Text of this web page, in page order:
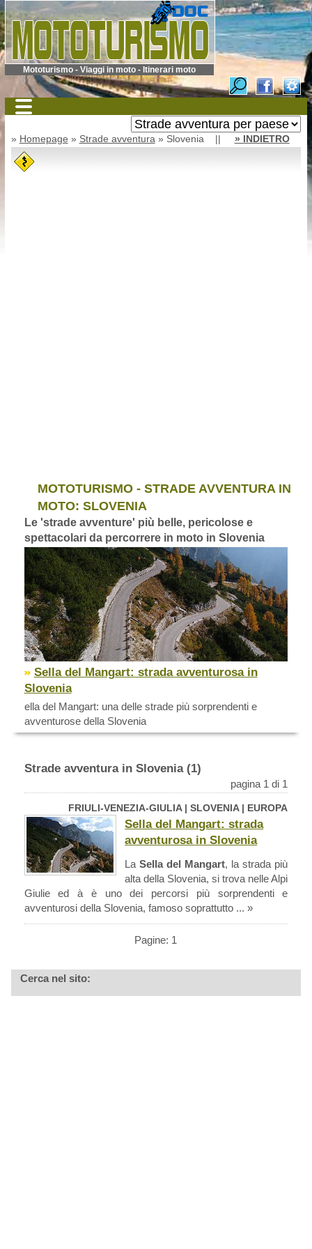
Mototurismo - Viaggi in moto - Itinerari moto
» Homepage » Strade avventura » Slovenia || » INDIETRO
MOTOTURISMO - STRADE AVVENTURA IN
MOTO: SLOVENIA
Le 'strade avventure' più belle, pericolose e
spettacolari da percorrere in moto in Slovenia
Sella del Mangart: strada avventurosa in
Slovenia
ella del Mangart: una delle strade più sorprendenti e
avventurose della Slovenia
Strade avventura in Slovenia (1)
pagina 1 di 1
FRIULI-VENEZIA-GIULIA | SLOVENIA | EUROPA
Sella del Mangart: strada
avventurosa in Slovenia
LaSella del Mangart, la strada più
alta della Slovenia, si trova nelle Alpi
Giulie ed à è uno dei percorsi più sorprendenti e
avventurosi della Slovenia, famoso soprattutto ... »
Pagine: 1
Cerca nel sito: